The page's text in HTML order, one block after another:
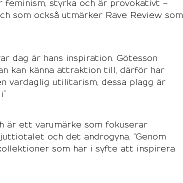
feminism, styrka och är provokativt –
som också utmärker Rave Review som
dag är hans inspiration. Götesson
kan känna attraktion till, därför har
vardaglig utilitarism, dessa plagg är
är ett varumärke som fokuserar
och det androgyna. “Genom
som har i syfte att inspirera